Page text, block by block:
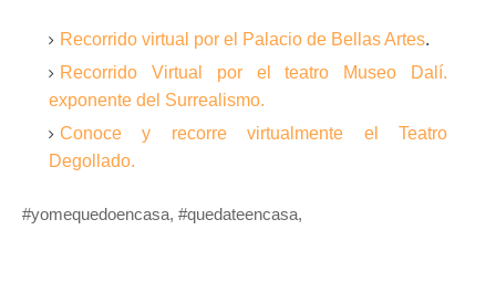
Recorrido virtual por el Palacio de Bellas Artes.
Recorrido Virtual por el teatro Museo Dalí.
exponente del Surrealismo.
Conoce y recorre virtualmente el Teatro
Degollado.
#yomequedoencasa, #quedateencasa,